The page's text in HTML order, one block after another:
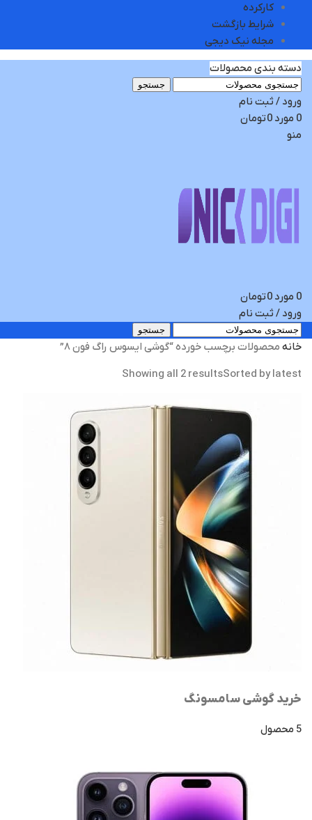
کارکرده
شرایط بازگشت
مجله نیک دیجی
دسته بندی محصولات
جستجو
ورود / ثبت نام
0 مورد 0تومان
منو
0 مورد 0تومان
ورود / ثبت نام
جستجو
خانه محصولات برچسب خورده “گوشی ایسوس راگ فون ۸”
Showing all 2 resultsSorted by latest
خرید گوشی سامسونگ
5 محصول